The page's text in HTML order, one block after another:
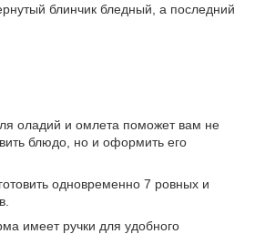
блинчик бледный, а последний
оладий и омлета поможет вам не
блюдо, но и оформить его
одновременно 7 ровных и
имеет ручки для удобного